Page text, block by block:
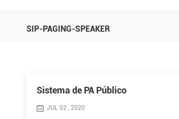
SIP-PAGING-SPEAKER
Sistema de PA Público
JUL 02 , 2020